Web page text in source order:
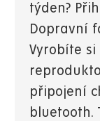
týden?
Dopravní
Vyrobíte
připojení
bluetooth.